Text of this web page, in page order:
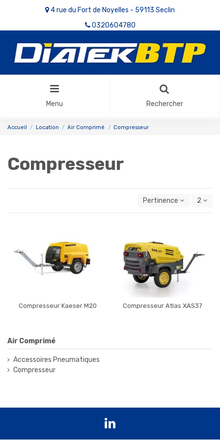
4 rue du Fort de Noyelles - 59113 Seclin
0320604780
Menu Rechercher
Accueil Location Air Comprimé Compresseur
Compresseur
Pertinence 2
Compresseur Kaeser M20 Compresseur Atlas XAS37
Air Comprimé
Accessoires Pneumatiques
Compresseur